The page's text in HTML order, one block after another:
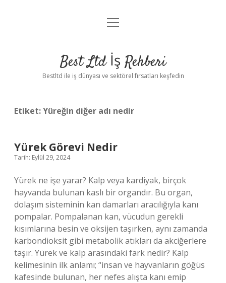
Anasayfa
Yasal Uyarı
menüyü
Best Ltd İş Rehberi
Bestltd ile iş dünyası ve sektörel fırsatları keşfedin
Etiket:Yüreğin diğer adı nedir
Yürek Görevi Nedir
Tarih: Eylül 29, 2024
Yürek ne işe yarar? Kalp veya kardiyak, birçok
hayvanda bulunan kaslı bir organdır. Bu organ,
dolaşım sisteminin kan damarları aracılığıyla kanı
pompalar. Pompalanan kan, vücudun gerekli
kısımlarına besin ve oksijen taşırken, aynı zamanda
karbondioksit gibi metabolik atıkları da akciğerlere
taşır. Yürek ve kalp arasındaki fark nedir? Kalp
kelimesinin ilk anlamı; “insan ve hayvanların göğüs
kafesinde bulunan, her nefes alışta kanı emip